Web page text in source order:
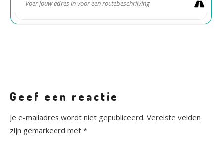
-Houd je aan de 1,5 meter regel
Geef een reactie
Je e-mailadres wordt niet gepubliceerd. Vereiste velden
zijn gemarkeerd met *